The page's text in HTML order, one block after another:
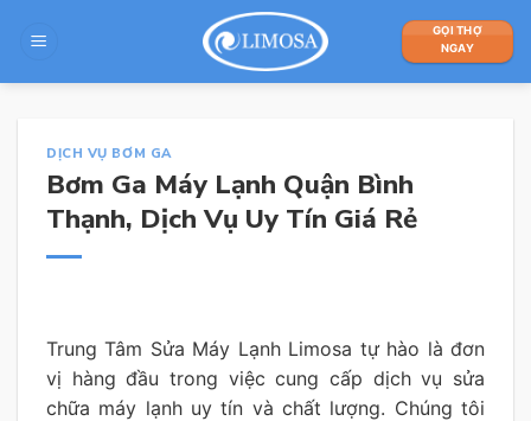
GỌI THỢ
NGAY
DỊCH VỤ BƠM GA
Bơm Ga Máy Lạnh Quận Bình
Thạnh, Dịch Vụ Uy Tín Giá Rẻ
Trung Tâm Sửa Máy Lạnh Limosa tự hào là đơn
vị hàng đầu trong việc cung cấp dịch vụ sửa
chữa máy lạnh uy tín và chất lượng. Chúng tôi